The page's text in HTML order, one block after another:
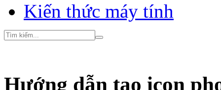
Kiến thức máy tính
Hướng dẫn tạo icon